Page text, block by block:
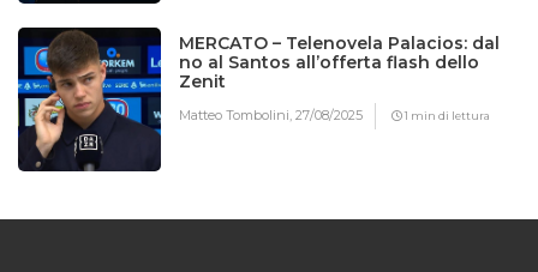
MERCATO – Telenovela Palacios: dal
no al Santos all’offerta flash dello
Zenit
Matteo Tombolini,27/08/2025 1 min di lettura